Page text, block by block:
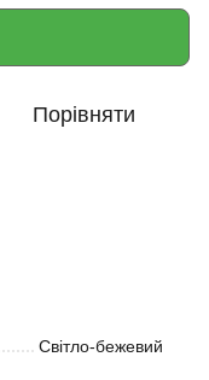
Порівняти
Світло-бежевий